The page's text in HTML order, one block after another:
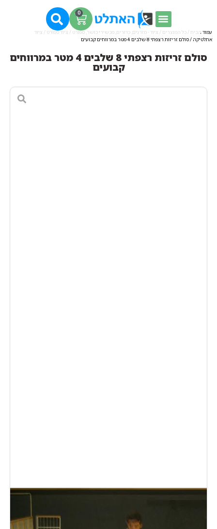
0
עמוד הבית / כל המוצרים / ציוד - מזרנים, כדורים, מכשירי כושר, ספורט / ציוד ספורט / ציוד
אתלטיקה / סולם זריזות רצפתי 8 שלבים 4 מטר במרווחים קבועים
סולם זריזות רצפתי 8 שלבים 4 מטר במרווחים
קבועים